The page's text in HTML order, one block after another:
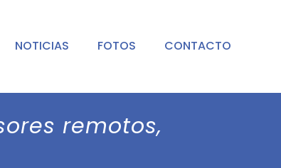
NOTICIAS FOTOS CONTACTO
remotos,